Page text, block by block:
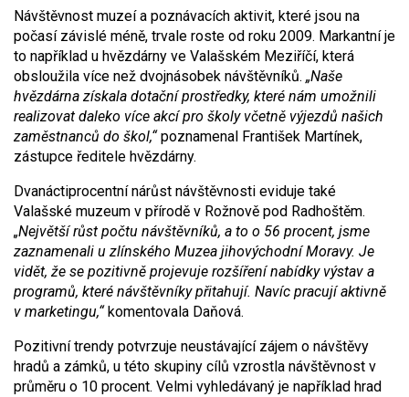
Návštěvnost muzeí a poznávacích aktivit, které jsou na
počasí závislé méně, trvale roste od roku 2009. Markantní je
to například u hvězdárny ve Valašském Meziříčí, která
obsloužila více než dvojnásobek návštěvníků. „Naše
hvězdárna získala dotační prostředky, které nám umožnili
realizovat daleko více akcí pro školy včetně výjezdů našich
zaměstnanců do škol,“poznamenal František Martínek,
zástupce ředitele hvězdárny.
Dvanáctiprocentní nárůst návštěvnosti eviduje také
Valašské muzeum v přírodě v Rožnově pod Radhoštěm.
„Největší růst počtu návštěvníků, a to o 56 procent, jsme
zaznamenali u zlínského Muzea jihovýchodní Moravy. Je
vidět, že se pozitivně projevuje rozšíření nabídky výstav a
programů, které návštěvníky přitahují. Navíc pracují aktivně
v marketingu,“komentovala Daňová.
Pozitivní trendy potvrzuje neustávající zájem o návštěvy
hradů a zámků, u této skupiny cílů vzrostla návštěvnost v
průměru o 10 procent. Velmi vyhledávaný je například hrad